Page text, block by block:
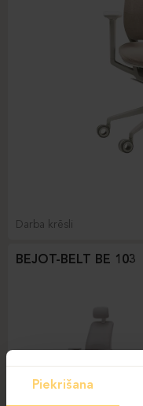
Darba krēsli
BEJOT-BELT BE 103
Piekrišana